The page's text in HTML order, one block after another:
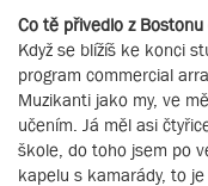
Co tě přivedlo z
Když se blížíš ke konci
program commercial
Muzikanti jako my, ve
učením. Já měl asi
škole, do toho jsem po
kapelu s kamarády, to